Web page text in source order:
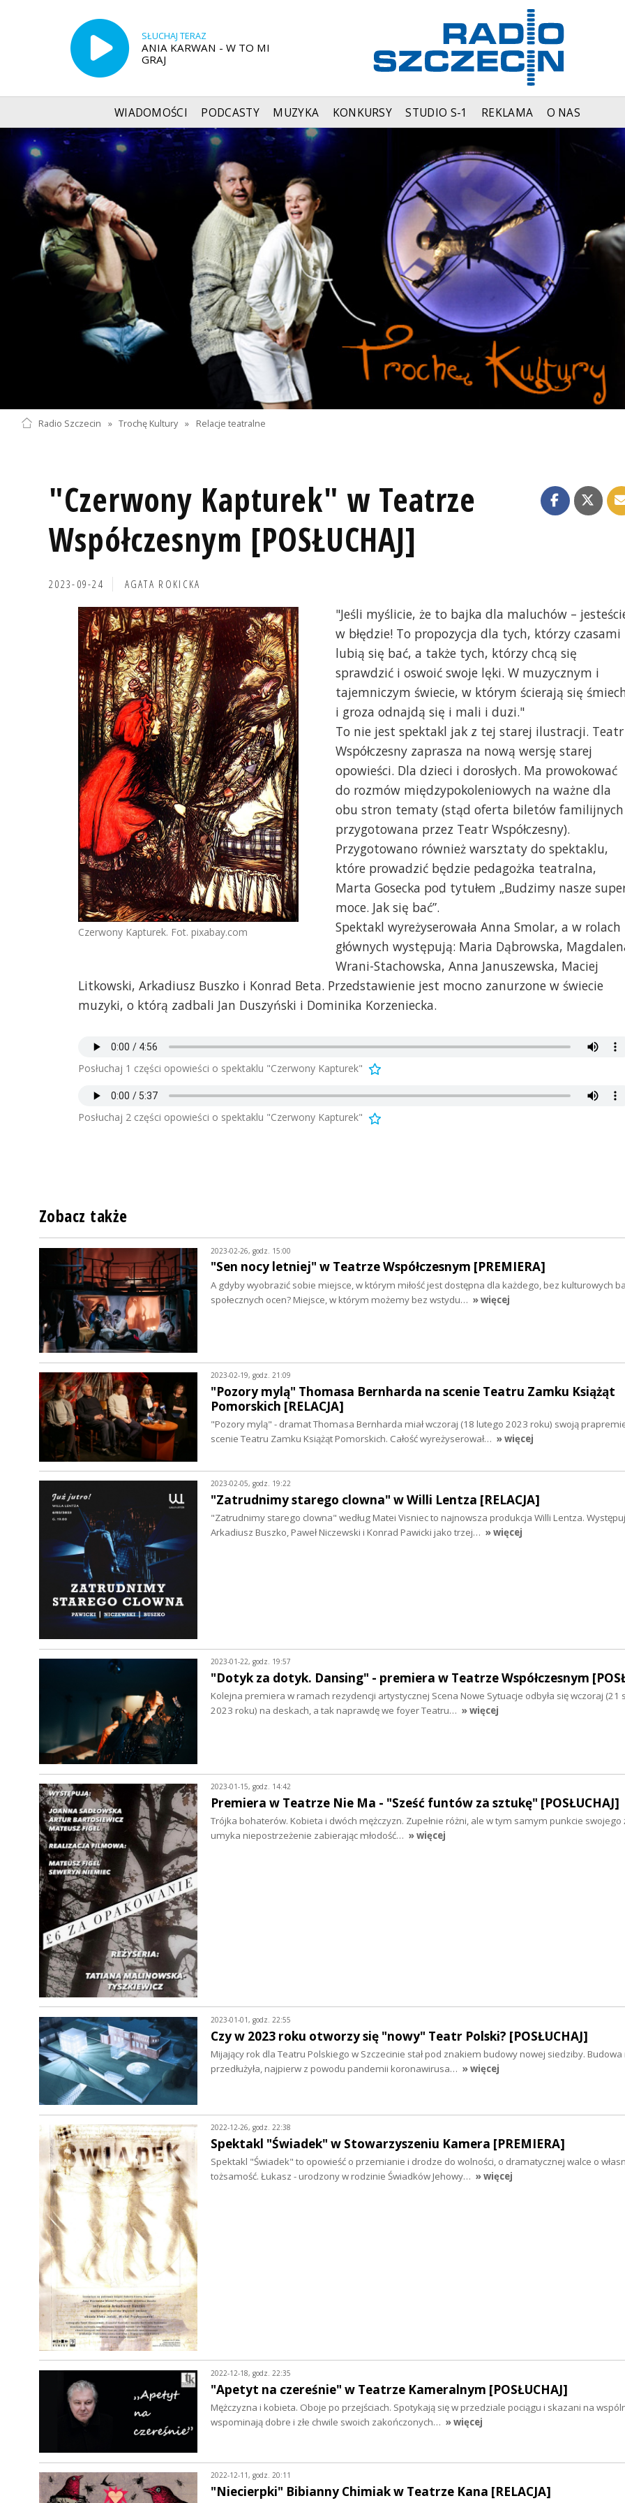
SŁUCHAJ TERAZ
ANIA KARWAN - W TO MI
GRAJ
WIADOMOŚCI PODCASTY MUZYKA KONKURSY STUDIO S-1 REKLAMA O NAS
Radio Szczecin » Trochę Kultury » Relacje teatralne
"Czerwony Kapturek" w Teatrze
Współczesnym [POSŁUCHAJ]
2023-09-24 AGATA ROKICKA
Czerwony Kapturek. Fot. pixabay.com
"Jeśli myślicie, że to bajka dla maluchów –
w błędzie! To propozycja dla tych, którzy czasami
lubią się bać, a także tych, którzy chcą się
sprawdzić i oswoić swoje lęki. W muzycznym i
tajemniczym świecie, w którym ścierają się
i groza odnajdą się i mali i duzi."
To nie jest spektakl jak z tej starej ilustracji. Teatr
Współczesny zaprasza na nową wersję starej
opowieści. Dla dzieci i dorosłych. Ma prowokować
do rozmów międzypokoleniowych na ważne dla
obu stron tematy (stąd oferta biletów familijnych
przygotowana przez Teatr Współczesny).
Przygotowano również warsztaty do spektaklu,
które prowadzić będzie pedagożka teatralna,
Marta Gosecka pod tytułem „Budzimy nasze
moce. Jak się bać”.
Spektakl wyreżyserowała Anna Smolar, a w rolach
głównych występują: Maria Dąbrowska,
Wrani-Stachowska, Anna Januszewska, Maciej
Litkowski, Arkadiusz Buszko i Konrad Beta. Przedstawienie jest mocno zanurzone w świecie
muzyki, o którą zadbali Jan Duszyński i Dominika Korzeniecka.
Posłuchaj 1 części opowieści o spektaklu "Czerwony Kapturek"
Posłuchaj 2 części opowieści o spektaklu "Czerwony Kapturek"
Zobacz także
2023-02-26, godz. 15:00
"Sen nocy letniej" w Teatrze Współczesnym [PREMIERA]
A gdyby wyobrazić sobie miejsce, w którym miłość jest dostępna dla każdego, bez kulturowych
społecznych ocen? Miejsce, w którym możemy bez wstydu… » więcej
2023-02-19, godz. 21:09
"Pozory mylą" Thomasa Bernharda na scenie Teatru Zamku Książąt
Pomorskich [RELACJA]
"Pozory mylą" - dramat Thomasa Bernharda miał wczoraj (18 lutego 2023 roku) swoją
scenie Teatru Zamku Książąt Pomorskich. Całość wyreżyserował… » więcej
2023-02-05, godz. 19:22
"Zatrudnimy starego clowna" w Willi Lentza [RELACJA]
"Zatrudnimy starego clowna" według Matei Visniec to najnowsza produkcja Willi Lentza.
Arkadiusz Buszko, Paweł Niczewski i Konrad Pawicki jako trzej… » więcej
2023-01-22, godz. 19:57
"Dotyk za dotyk. Dansing" - premiera w Teatrze Współczesnym
Kolejna premiera w ramach rezydencji artystycznej Scena Nowe Sytuacje odbyła się wczoraj (21
2023 roku) na deskach, a tak naprawdę we foyer Teatru… » więcej
2023-01-15, godz. 14:42
Premiera w Teatrze Nie Ma - "Sześć funtów za sztukę" [POSŁUCHAJ]
Trójka bohaterów. Kobieta i dwóch mężczyzn. Zupełnie różni, ale w tym samym punkcie swojego
umyka niepostrzeżenie zabierając młodość… » więcej
2023-01-01, godz. 22:55
Czy w 2023 roku otworzy się "nowy" Teatr Polski? [POSŁUCHAJ]
Mijający rok dla Teatru Polskiego w Szczecinie stał pod znakiem budowy nowej siedziby. Budowa
przedłużyła, najpierw z powodu pandemii koronawirusa… » więcej
2022-12-26, godz. 22:38
Spektakl "Świadek" w Stowarzyszeniu Kamera [PREMIERA]
Spektakl "Świadek" to opowieść o przemianie i drodze do wolności, o dramatycznej walce o
tożsamość. Łukasz - urodzony w rodzinie Świadków Jehowy… » więcej
2022-12-18, godz. 22:35
"Apetyt na czereśnie" w Teatrze Kameralnym [POSŁUCHAJ]
Mężczyzna i kobieta. Oboje po przejściach. Spotykają się w przedziale pociągu i skazani na
wspominają dobre i złe chwile swoich zakończonych… » więcej
2022-12-11, godz. 20:11
"Niecierpki" Bibianny Chimiak w Teatrze Kana [RELACJA]